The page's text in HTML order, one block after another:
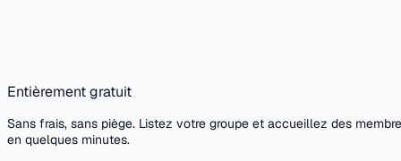
Entièrement gratuit
Sans frais, sans piège. Listez votre groupe et accueillez des
en quelques minutes.